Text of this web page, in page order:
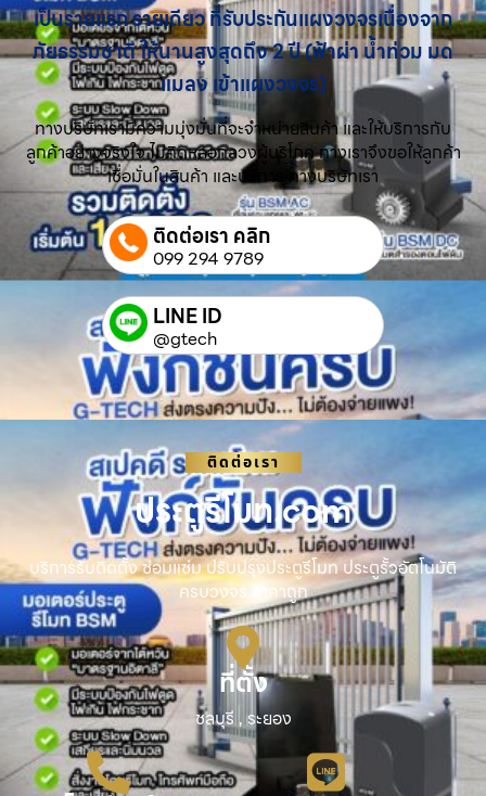
เป็นรายแรก รายเดียว ที่รับประกันแผงวงจรเนื่องจาก
ภัยธรรมชาติ ให้นานสูงสุดถึง 2 ปี (ฟ้าผ่า น้ำท่วม มด
แมลง เข้าแผงวงจร)
ทางบริษัทเรามีความมุ่งมั่นที่จะจำหน่ายสินค้า และให้บริการกับ
ลูกค้าอย่างจริงใจ ไม่คิดหลอกลวงผู้บริโภค ทางเราจึงขอให้ลูกค้า
เชื่อมั่นในสินค้า และบริการ ทางบริษัทเรา
ติดต่อเรา คลิก
099 294 9789
LINE ID
@gtech
ติดต่อเรา
ประตูรีโมท.com
บริการรับติดตั้ง ซ่อมแซ่ม ปรับปรุงประตูรีโมท ประตูรั้วอัตโนมัติ
ครบวงจร ราคาถูก
ที่ตั้ง
ชลบุรี , ระยอง